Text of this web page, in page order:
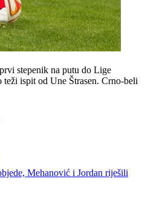
na novoj funkciji